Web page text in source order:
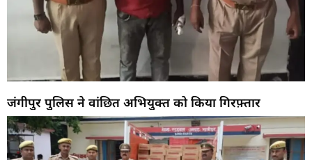
जंगीपुर पुलिस ने वांछित अभियुक्त को किया गिरफ़्तार